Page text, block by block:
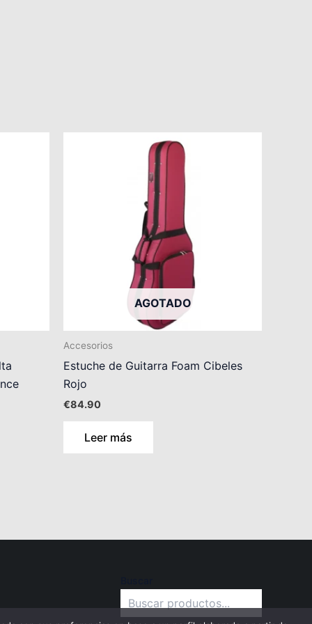
AGOTADO
Accesorios
Estuche de Guitarra Foam Cibeles
Rojo
€84.90
Leer más